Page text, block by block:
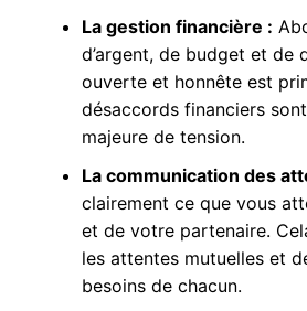
La gestion financière :
d’argent, de budget et de
ouverte et honnête est
désaccords financiers
majeure de tension.
La communication des
clairement ce que vous
et de votre partenaire.
les attentes mutuelles et
besoins de chacun.